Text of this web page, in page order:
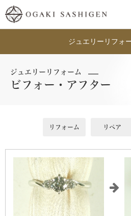
ジュエリーリフォ
ジュエリーリフォーム
ビフォー・アフター
リフォーム リペア